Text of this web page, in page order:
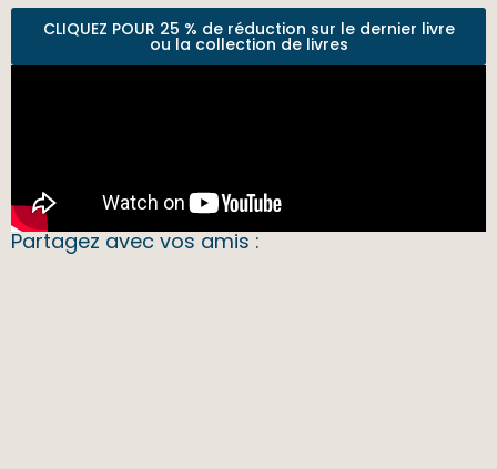
CLIQUEZ POUR 25 % de réduction sur le dernier livre
ou la collection de livres
Partagez avec vos amis :